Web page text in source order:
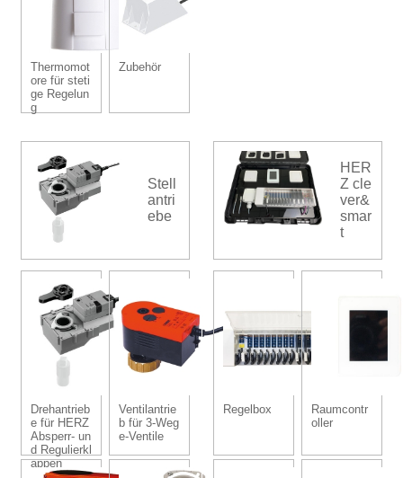
Thermomot
ore für steti
ge Regelun
g
Zubehör
Stell
antri
ebe
Drehantrieb
e für HERZ
Absperr- un
d Regulierkl
appen
Ventilantrie
b für 3-Weg
e-Ventile
HER
Z cle
ver&
smar
t
Regelbox
Raumcontr
oller